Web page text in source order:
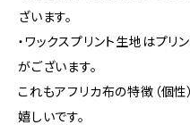
ざいます。
・ワックスプリント生地はプ
がございます。
これもアフリカ布の特徴（個
嬉しいです。